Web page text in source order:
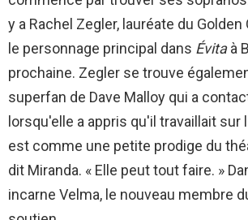
y a Rachel Zegler, lauréate du Golden
le personnage principal dans Évitaà
prochaine. Zegler se trouve
superfan de Dave Malloy qui a
lorsqu'elle a appris qu'il travaillait sur
est comme une petite prodige du
dit Miranda. « Elle peut tout faire. »
incarne Velma, le nouveau membre